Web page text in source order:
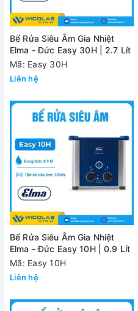
Bể Rửa Siêu Âm Gia Nhiệt
Elma - Đức Easy 30H | 2.7 Lít
Mã: Easy 30H
Liên hệ
Bể Rửa Siêu Âm Gia Nhiệt
Elma - Đức Easy 10H | 0.9 Lít
Mã: Easy 10H
Liên hệ